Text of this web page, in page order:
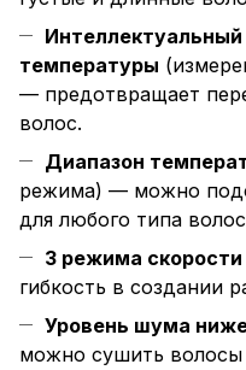
Интеллектуальный
температуры
— предотвращает
волос.
Диапазон
режима) — можно
для любого типа
3 режима
гибкость в создании
Уровень шума
можно сушить волосы